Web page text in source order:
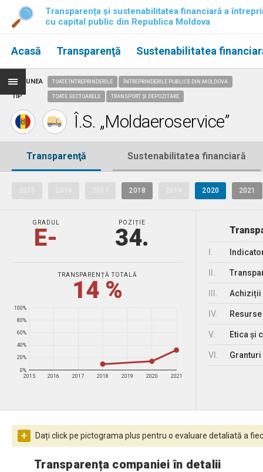
Transparența și sustenabilitatea financiară a
cu capital public din Republica Moldova
Acasă Transparenţă Sustenabilitatea
REGIUNEA
TIP
TOATE ÎNTREPRINDERILE ÎNTREPRINDERILE PUBLICE DIN MOLDOVA
TOATE SECTOARELE TRANSPORT ȘI DEPOZITARE
Î.S. „Moldaeroservice”
Transparenţă Sustenabilitatea financiară
2018 2020 2021
GRADUL
E-
POZIȚIE
34.
TRANSPARENȚĂ TOTALĂ
14 %
2015 2016 2017 2018 2019 2020 2021
0%
20%
40%
60%
80%
100%
Achiziții
IV.
V. Etica și
VI.
+ Dați click pe pictograma plus pentru o evaluare detaliată a
Transparența companiei în detalii